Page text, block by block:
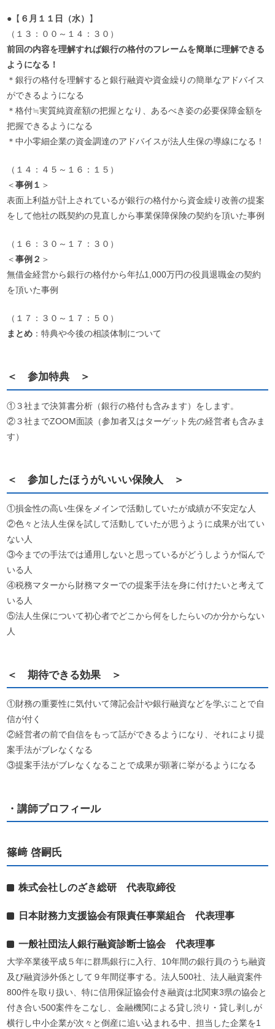
●【 ６月１１日（水）
】
（１３：００～１４：３０）
前回の内容を理解すれば銀行の格付のフレームを簡単に理解できる
ようになる！
＊銀行の格付を理解すると銀行融資や資金繰りの簡単なアドバイス
ができるようになる
＊格付≒実質純資産額の把握となり、あるべき姿の必要保障金額を
把握できるようになる
＊中小零細企業の資金調達のアドバイスが法人生保の導線になる！
（１４：４５～１６：１５）
＜事例１ ＞
表面上利益が計上されているが銀行の格付から資金繰り改善の提案
をして他社の既契約の見直しから事業保障保険の契約を頂いた事例
（１６：３０～１７：３０）
＜事例２ ＞
無借金経営から銀行の格付から年払1,000万円の役員退職金の契約
を頂いた事例
（１７：３０～１７：５０）
まとめ：特典や今後の相談体制について
＜ 参加特典 ＞
①３社まで決算書分析（銀行の格付も含みます）をします。
②３社までZOOM面談（参加者又はターゲット先の経営者も含みま
す）
＜ 参加したほうがいいい保険人 ＞
①損金性の高い生保をメインで活動していたが成績が不安定な人
②色々と法人生保を試して活動していたが思うように成果が出てい
ない人
③今までの手法では通用しないと思っているがどうしようか悩んで
いる人
④税務マターから財務マターでの提案手法を身に付けたいと考えて
いる人
⑤法人生保について初心者でどこから何をしたらいのか分からない
人
＜ 期待できる効果 ＞
①財務の重要性に気付いて簿記会計や銀行融資などを学ぶことで自
信が付く
②経営者の前で自信をもって話ができるようになり、それにより提
案手法がブレなくなる
③提案手法がブレなくなることで成果が顕著に挙がるようになる
・講師プロフィール
篠﨑 啓嗣氏
株式会社しのざき総研 代表取締役
日本財務力支援協会有限責任事業組合 代表理事
一般社団法人銀行融資診断士協会 代表理事
大学卒業後平成５年に群馬銀行に入行、10年間の銀行員のうち融資
及び融資渉外係として９年間従事する。法人500社、法人融資案件
800件を取り扱い、特に信用保証協会付き融資は北関東3県の協会と
付き合い500案件をこなし、金融機関による貸し渋り・貸し剥しが
横行し中小企業が次々と倒産に追い込まれる中、担当した企業を1